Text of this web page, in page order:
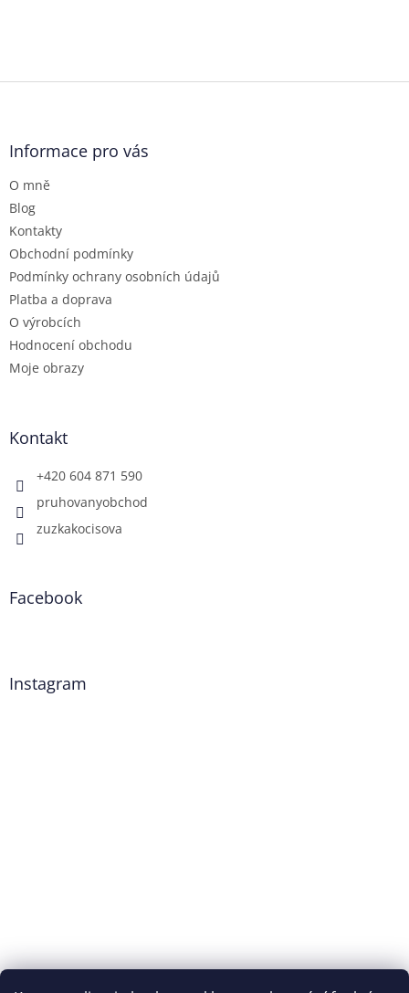
Z
Informace pro vás
O mně
Blog
Kontakty
Obchodní podmínky
Podmínky ochrany osobních údajů
Platba a doprava
O výrobcích
Hodnocení obchodu
Moje obrazy
Kontakt
+420 604 871 590
pruhovanyobchod
zuzkakocisova
Facebook
Instagram